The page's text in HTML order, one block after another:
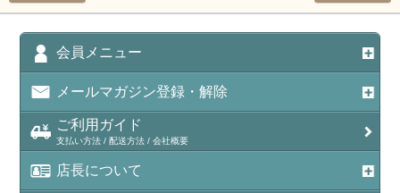
会員メニュー
メールマガジン登録・解除
ご利用ガイド
支払い方法 / 配送方法 / 会社概要
店長について